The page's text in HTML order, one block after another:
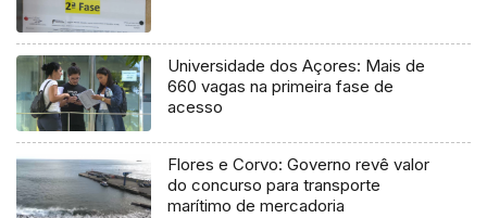
Universidade dos Açores: Mais de
660 vagas na primeira fase de
acesso
Flores e Corvo: Governo revê valor
do concurso para transporte
marítimo de mercadoria